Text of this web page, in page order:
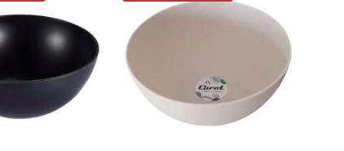
Añadir
a la
lista de
deseos
Añadir